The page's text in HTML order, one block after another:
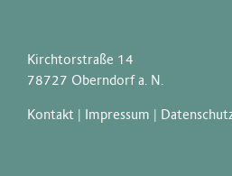
Kirchtorstraße 14
78727 Oberndorf a. N.
Kontakt| Impressum